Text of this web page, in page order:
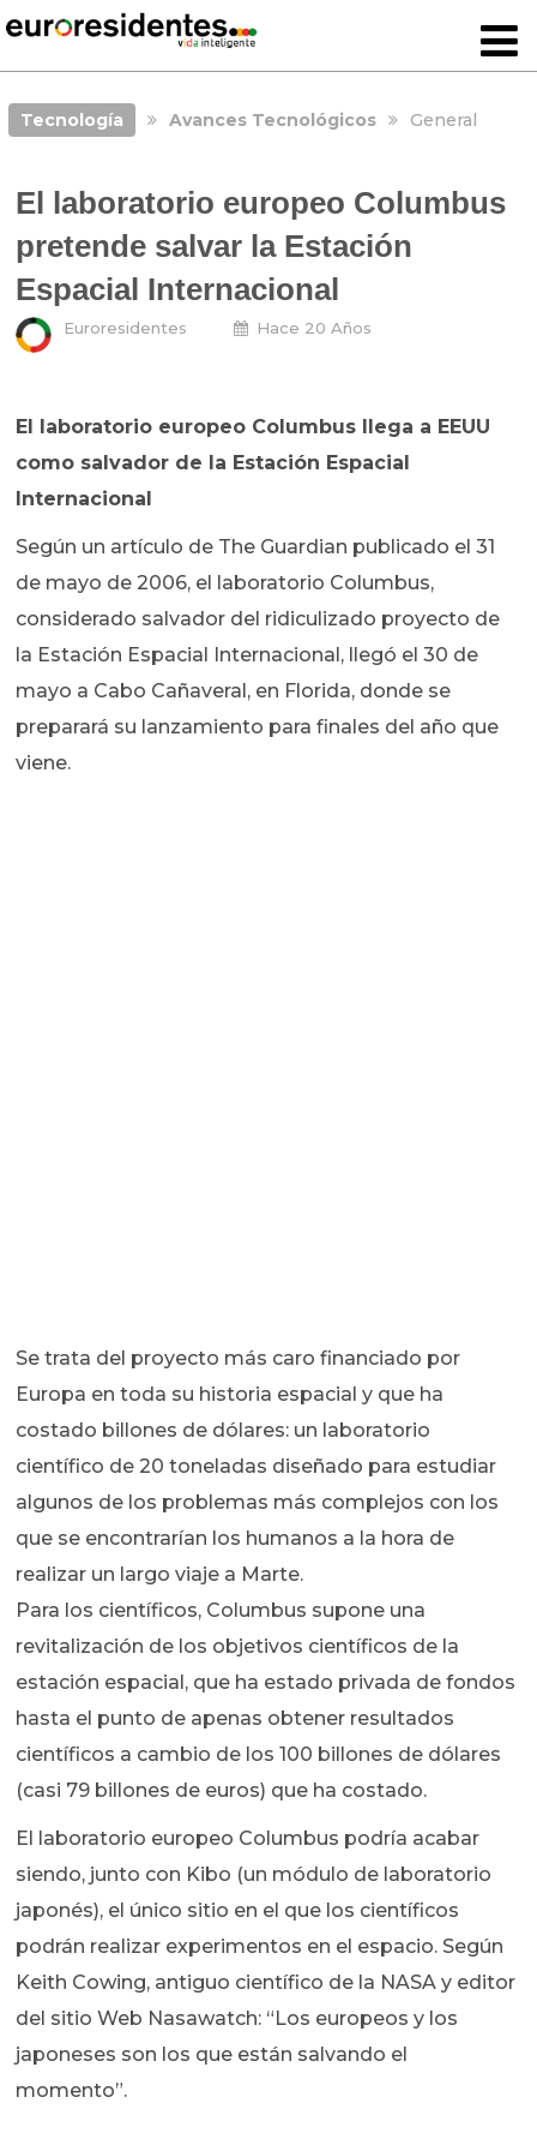
Tecnología Avances Tecnológicos General
El laboratorio europeo Columbus
pretende salvar la Estación
Espacial Internacional
Euroresidentes Hace 20 Años
El laboratorio europeo Columbus llega a EEUU
como salvador de la Estación Espacial
Internacional
Según un artículo de The Guardian publicado el 31
de mayo de 2006, el laboratorio Columbus,
considerado salvador del ridiculizado proyecto de
la Estación Espacial Internacional, llegó el 30 de
mayo a Cabo Cañaveral, en Florida, donde se
preparará su lanzamiento para finales del año que
viene.
Se trata del proyecto más caro financiado por
Europa en toda su historia espacial y que ha
costado billones de dólares: un laboratorio
científico de 20 toneladas diseñado para estudiar
algunos de los problemas más complejos con los
que se encontrarían los humanos a la hora de
realizar un largo viaje a Marte.
Para los científicos, Columbus supone una
revitalización de los objetivos científicos de la
estación espacial, que ha estado privada de fondos
hasta el punto de apenas obtener resultados
científicos a cambio de los 100 billones de dólares
(casi 79 billones de euros) que ha costado.
El laboratorio europeo Columbus podría acabar
siendo, junto con Kibo (un módulo de laboratorio
japonés), el único sitio en el que los científicos
podrán realizar experimentos en el espacio. Según
Keith Cowing, antiguo científico de la NASA y editor
del sitio Web Nasawatch: “Los europeos y los
japoneses son los que están salvando el
momento”.